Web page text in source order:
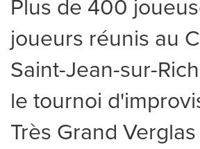
Plus de 400
joueurs réunis au
Saint-Jean-sur-
le tournoi
Très Grand